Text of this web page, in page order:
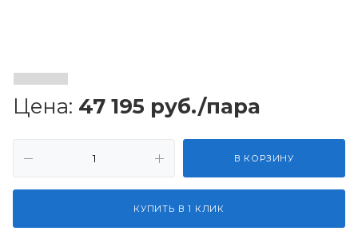
Цена: 47 195 руб./пара
В КОРЗИНУ
КУПИТЬ В 1 КЛИК